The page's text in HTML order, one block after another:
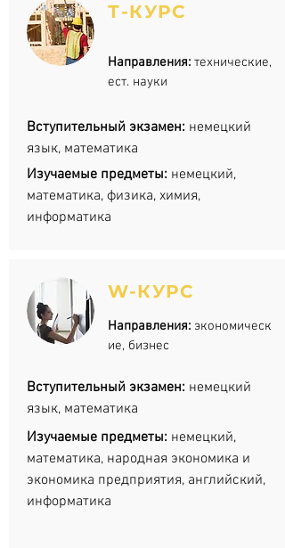
Т-КУРС
Направления: технические,
ест. науки
Вступительный экзамен: немецкий
язык, математика
Изучаемые предметы: немецкий,
математика, физика, химия,
информатика
W-КУРС
Направления: экономическ
ие, бизнес
Вступительный экзамен: немецкий
язык, математика
Изучаемые предметы: немецкий,
математика, народная экономика и
экономика предприятия, английский,
информатика